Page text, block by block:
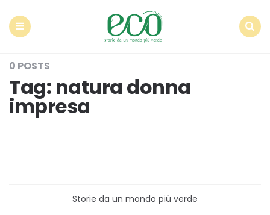
0 POSTS
Tag: natura donna
impresa
Storie da un mondo più verde